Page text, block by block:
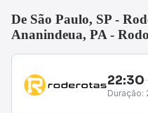
De São Paulo, SP -
Ananindeua, PA -
22:30
Duração: